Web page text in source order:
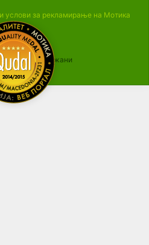
услови за рекламирање на Мотика
се задржани